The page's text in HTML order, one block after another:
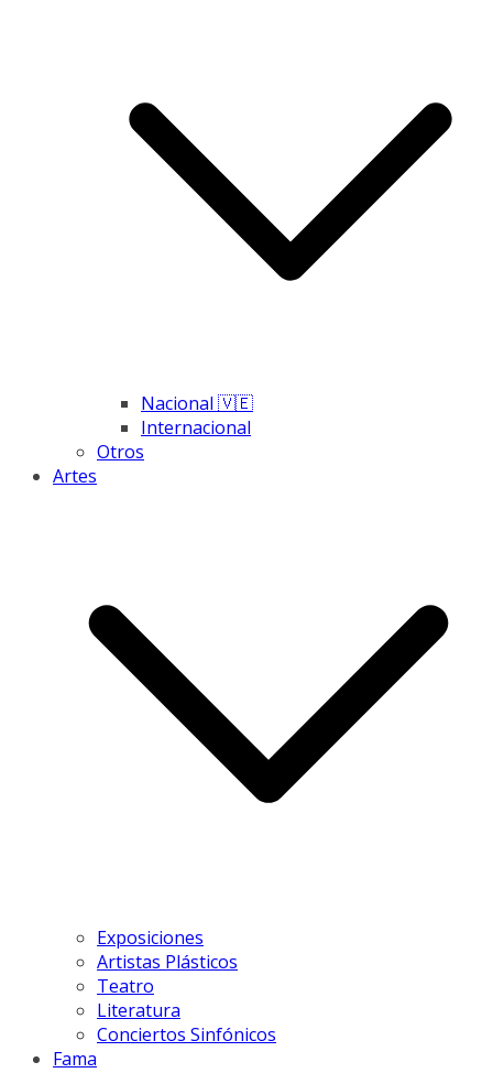
Nacional 🇻🇪
Internacional
Otros
Artes
Exposiciones
Artistas Plásticos
Teatro
Literatura
Conciertos Sinfónicos
Fama